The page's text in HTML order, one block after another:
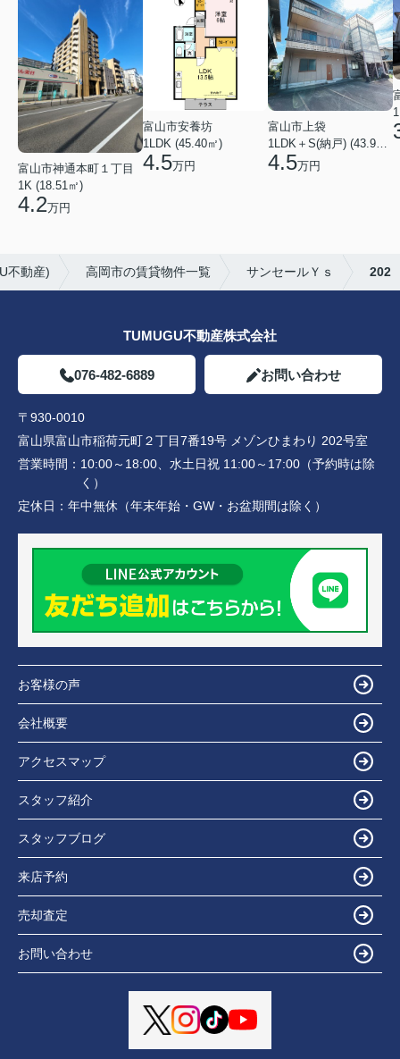
富山市神通本町１丁目
1K (18.51㎡)
4.2万円
富山市安養坊
1LDK (45.40㎡)
4.5万円
富山市上袋
1LDK＋S(納戸) (43.93㎡)
4.5万円
不動産) 高岡市の賃貸物件一覧 サンセールＹｓ 202
TUMUGU不動産株式会社
076-482-6889 お問い合わせ
〒930-0010
富山県富山市稲荷元町２丁目7番19号 メゾンひまわり 202号室
営業時間： 10:00～18:00、水土日祝 11:00～17:00（予約時は除
く）
定休日： 年中無休（年末年始・GW・お盆期間は除く）
お客様の声
会社概要
アクセスマップ
スタッフ紹介
スタッフブログ
来店予約
売却査定
お問い合わせ